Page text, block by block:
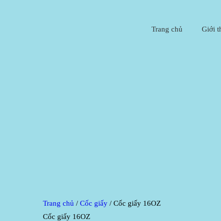
Trang chủ Giới
Trang chủ / Cốc giấy / Cốc giấy 16OZ
Cốc giấy 16OZ